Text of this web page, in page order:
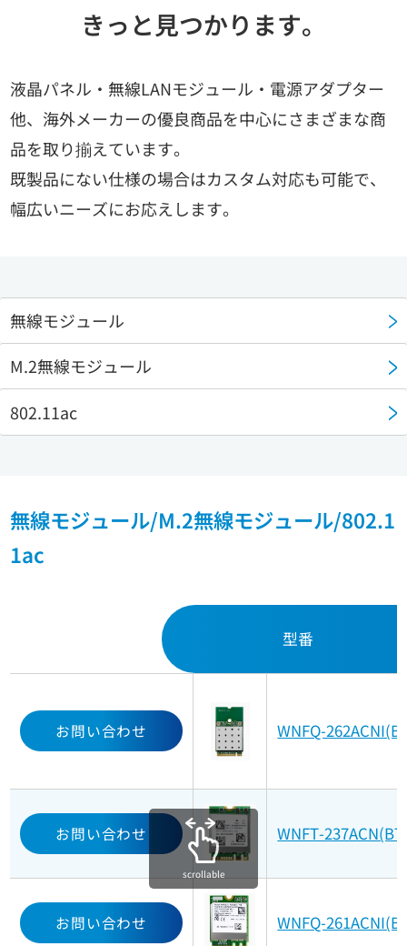
きっと見つかります。
液晶パネル・無線LANモジュール・電源アダプター
他、海外メーカーの優良商品を中心にさまざまな商
品を取り揃えています。
既製品にない仕様の場合はカスタム対応も可能で、
幅広いニーズにお応えします。
無線モジュール
M.2無線モジュール
802.11ac
無線モジュール/M.2無線モジュール/802.1
1ac
型番
お問い合わせ WNFQ-
お問い合わせ WNFT-
お問い合わせ WNFQ-
scrollable